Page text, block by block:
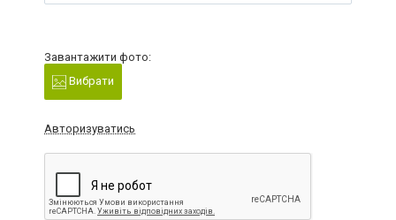
Завантажити фото:
Вибрати
Авторизуватись